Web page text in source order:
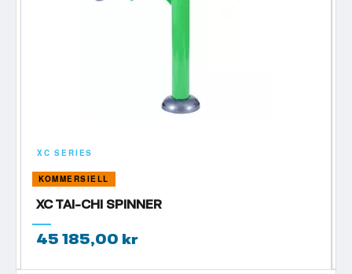
XC SERIES
KOMMERSIELL
XC TAI-CHI SPINNER
45 185,00 kr